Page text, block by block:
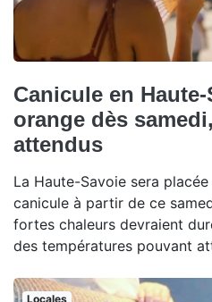
Canicule en
orange dès
attendus
La Haute-Savoie sera
canicule à partir de ce
fortes chaleurs devraient
des températures pouvant
Locales